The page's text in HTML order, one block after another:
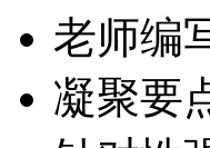
老师编
凝聚要